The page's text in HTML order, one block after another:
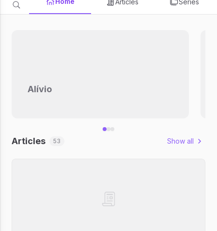
Articles Series
Alívio
Articles 53 Show all